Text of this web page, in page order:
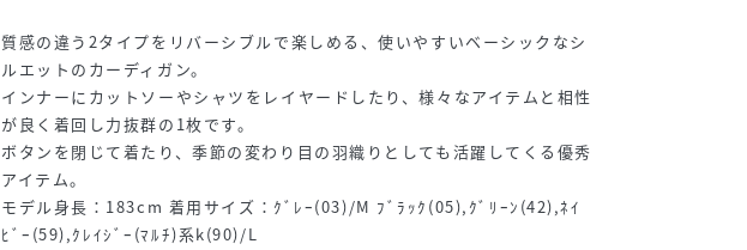
質感の違う2タイプをリバーシブルで楽しめる、使いやすいベーシックなシ
ルエットのカーディガン。
インナーにカットソーやシャツをレイヤードしたり、様々なアイテムと相性
が良く着回し力抜群の1枚です。
ボタンを閉じて着たり、季節の変わり目の羽織りとしても活躍してくる優秀
アイテム。
モデル身長：183cm 着用サイズ：ｸﾞﾚｰ(03)/M ﾌﾞﾗｯｸ(05),ｸﾞﾘｰﾝ(42),ﾈｲ
ﾋﾞｰ(59),ｸﾚｲｼﾞｰ(ﾏﾙﾁ)系k(90)/L